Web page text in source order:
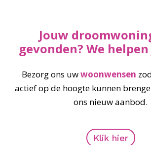
Jouw
gevonden? We
Bezorg ons uwwoonwensen
actief op de hoogte kunnen
ons nieuw aanbod.
Klik hier